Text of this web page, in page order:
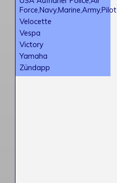
Force,Navy,Marine,Army,Pilot
Velocette
Vespa
Victory
Yamaha
Zündapp